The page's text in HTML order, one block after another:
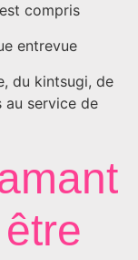
compris
entrevue
du kintsugi, de
au service de